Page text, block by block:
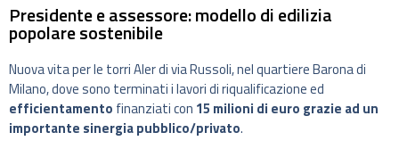
Presidente e assessore: modello di edilizia
popolare sostenibile
Nuova vita per le torri Aler di via Russoli, nel quartiere Barona di
Milano, dove sono terminati i lavori di riqualificazione ed
efficientamento finanziati con 15 milioni di euro grazie ad un
importante sinergia pubblico/privato.